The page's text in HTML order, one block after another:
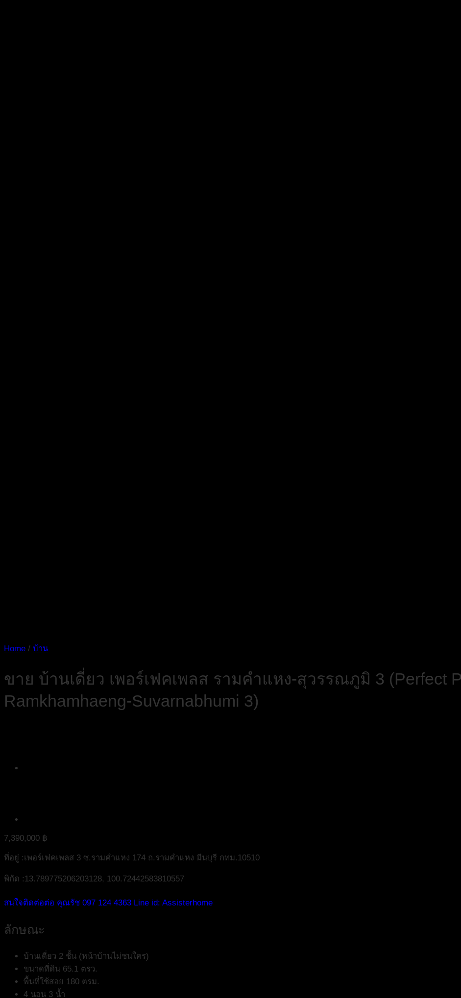
Home / บ้าน
ขาย บ้านเดี่ยว เพอร์เฟคเพลส รามคำแหง-สุวรรณภูมิ 3 (Perfect
Ramkhamhaeng-Suvarnabhumi 3)
7,390,000 ฿
ที่อยู่ :เพอร์เฟคเพลส 3 ซ.รามคำแหง 174 ถ.รามคำแหง มีนบุรี กทม.10510
พิกัด :13.789775206203128, 100.72442583810557
สนใจติดต่อต่อ คุณรัช 097 124 4363 Line id: Assisterhome
ลักษณะ
บ้านเดี่ยว 2 ชั้น (หน้าบ้านไม่ชนใคร)
ขนาดที่ดิน 65.1 ตรว.
พื้นที่ใช้สอย 180 ตรม.
4 นอน 3 น้ำ